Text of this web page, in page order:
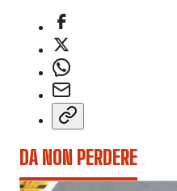
DA NON PERDERE